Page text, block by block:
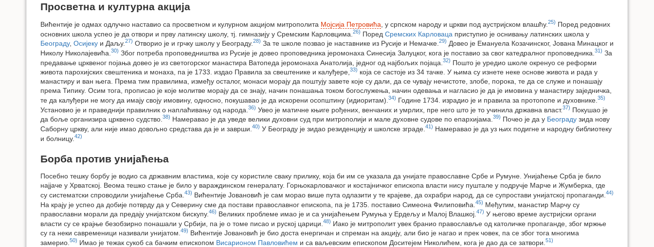
Просветна и културна акција
Вићентије је одмах одлучно наставио са просветном и кулурном акцијом митрополита Мојсија Петровића , у српском народу и цркви под аустријском влашћу. 25) Поред редовних
основних школа успео је да отвори и прву латинску школу, тј. гимназију у Сремским Карловцима. 26) Поред Сремских Карловаца приступио је оснивању латинских школа у
Београду, Осијеку и Даљу. 27) Отворио је и грчку школу у Београду. 28) За те школе позвао је наставнике из Русије и Немачке. 29) Довео је Емануела Козачинског, Јована Минацког и
Николу Николајевића. 30) Због потреба проповедништва из Русије је довео проповедника јеромонаха Синесија Залуцког, кога је поставио за свог катедралног проповедника. 31) За
предавање црквеног појања довео је из светогорског манастира Ватопеда јеромонаха Анатолија, једног од најбољих појаца. 32) Пошто је уредио школе окренуо се реформи
живота парохијских свештеника и монаха, па је 1733. издао Правила за свештенике и калуђере, 33) која се састоје из 34 тачке. У њима су изнете неке основе живота и рада у
манастиру и ван њега. Према тим правилима, између осталог, монаси морају да поштују завете које су дали, да се чувају нечистоте, злобе, порока, те да се служе и понашају
према Типику. Осим тога, прописао је које молитве морају да се знају, начин понашања током богослужења, начин одевања и нагласио је да је имовина у манастиру заједничка,
те да калуђери не могу да имају своју имовину, односно, покушавао је да искорени осопштину (идиоритам). 34) Године 1734. израдио је и правила за протопопе и духовнике. 35)
Установио је и праведнији правилник о наплаћивању од народа. 36) Увео је матичне књиге рођених, венчаних и умрлих, пре него што је то учинила државна власт.37) Покушао је
да боље организира црквено судство. 38) Намеравао је да уведе велики духовни суд при митрополији и мале духовне судове по епархијама. 39) Почео је да у Београду зида нову
Саборну цркву, али није имао довољно средстава да је и заврши. 40) У Београду је зидао резиденцију и школске зграде. 41) Намеравао је да уз њих подигне и народну библиотеку
и болницу. 42)
Борба против унијаћења
Посебно тешку борбу је водио са државним властима, које су користиле сваку прилику, која би им се указала да унијате православне Србе и Румуне. Унијаћење Срба је било
најјаче у Хрватској. Веома тешко стање је било у вараждинском генералату. Горњокарловачког и костајничког епископа власти нису пуштале у подручје Марче и Жумберка, где
су систематски спроводили унијаћење Срба. 43) Вићентије Јовановић је сам морао више пута одлазити у те крајеве, да охрабри народ, да се супростави унијатској пропаганди. 44)
На крају је успео да добије потврду да у Северину сме да постави православног епископа, па је 1735. поставио Симеона Филиповића. 45) Међутим, манастир Марчу су
православни морали да предају унијатском бискупу. 46) Великих проблеме имао је и са унијаћењем Румуња у Ердељу и Малој Влашкој. 47) У његово време аустријски органи
власти су се крајње безобзирно понашали у Србији, па је о томе писао и руској царици. 48) Иако је митрополит увек бранио православље од католичке пропаганде, због мржње
су га неки савременици називали унијатом. 49) Вићентије Јовановић је био доста енергичан и спреман на акцију, али био је нагао и прек човек, па се због тога многима
замерио. 50) Имао је тежак сукоб са бачким епископом Висарионом Павловићем и са ваљевским епископом Доситејем Николићем, кога је дао да се затвори. 51)